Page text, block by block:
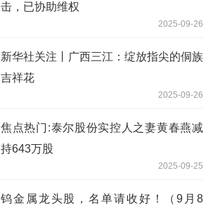
击，已协助维权
2025-09-26
新华社关注丨广西三江：绽放指尖的侗族
吉祥花
2025-09-26
焦点热门:泰尔股份实控人之妻黄春燕减
持643万股
2025-09-25
钨金属龙头股，名单请收好！（9月8